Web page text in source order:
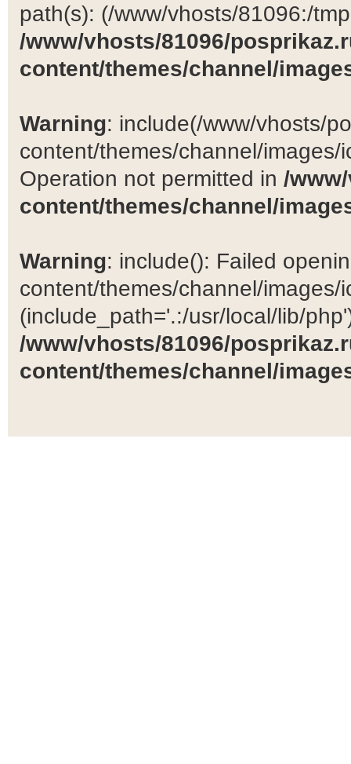
path(s): (/www/vhosts/81096:/
/www/vhosts/81096/
content/themes/channel/
Warning: include(/www/vhosts/
content/themes/channel/
Operation not permitted in /
content/themes/channel/
Warning: include(): Failed
content/themes/channel/images/
(include_path='.:/usr/local/lib/
/www/vhosts/81096/
content/themes/channel/